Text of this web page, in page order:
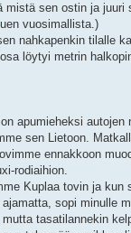
mistä sen ostin ja
vuosimallista.)
nahkapenkin tilalle
löytyi metrin
apumieheksi
sen Lietoon.
ennakkoon
rodiaihion.
Kuplaa tovin ja
sopi minulle
tasatilannekin